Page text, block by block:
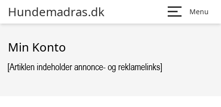
Hundemadras.dk Menu
Min Konto